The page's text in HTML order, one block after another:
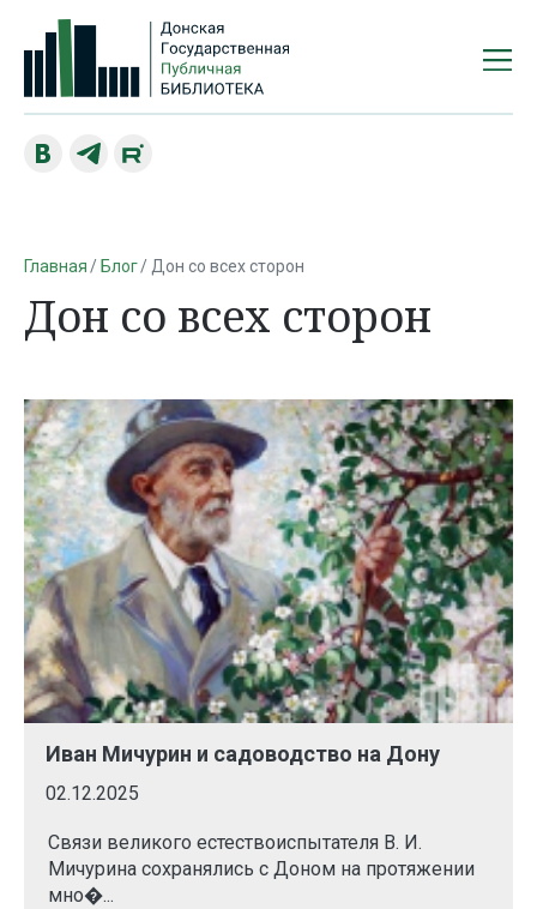
Главная Блог Дон со всех сторон
Дон со всех сторон
Иван Мичурин и садоводство на Дону
02.12.2025
Связи великого естествоиспытателя В. И.
Мичурина сохранялись с Доном на протяжении
мно�...